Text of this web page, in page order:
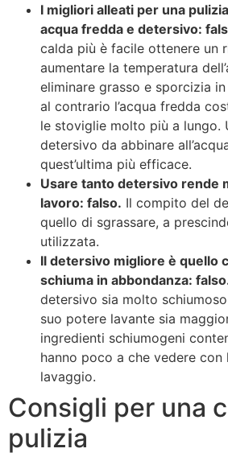
I migliori alleati per una
acqua fredda e detersivo:
calda più è facile ottenere un
aumentare la temperatura
eliminare grasso e sporcizia
al contrario l’acqua fredda
le stoviglie molto più a lungo.
detersivo da abbinare
quest’ultima più efficace.
Usare tanto detersivo rende
lavoro: falso. Il compito del
quello di sgrassare, a
utilizzata.
Il detersivo migliore è quello
schiuma in abbondanza:
detersivo sia molto
suo potere lavante sia
ingredienti schiumogeni
hanno poco a che vedere
lavaggio.
Consigli per una
pulizia